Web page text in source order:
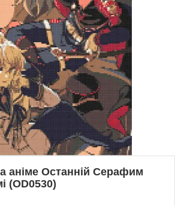
аніме Останній Серафим
(OD0530)